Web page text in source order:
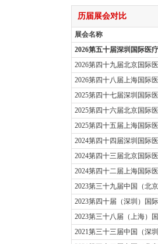
历届展会对比
展会名称
2026第五十届深圳国际医
2026第四十九届北京国际
2026第四十八届上海国际
2025第四十七届深圳国际
2025第四十六届北京国际
2025第四十五届上海国际
2024第四十四届深圳国际
2024第四十三届北京国际
2024第四十二届上海国际
2023第三十九届中国（北
2023第四十届（深圳）国
2023第三十八届（上海）
2021第三十三届中国（深